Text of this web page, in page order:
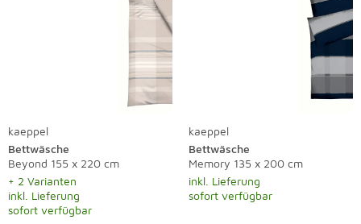
kaeppel
Bettwäsche
Beyond 155 x 220 cm
+ 2 Varianten
inkl. Lieferung
sofort verfügbar
kaeppel
Bettwäsche
Memory 135 x 200 cm
inkl. Lieferung
sofort verfügbar